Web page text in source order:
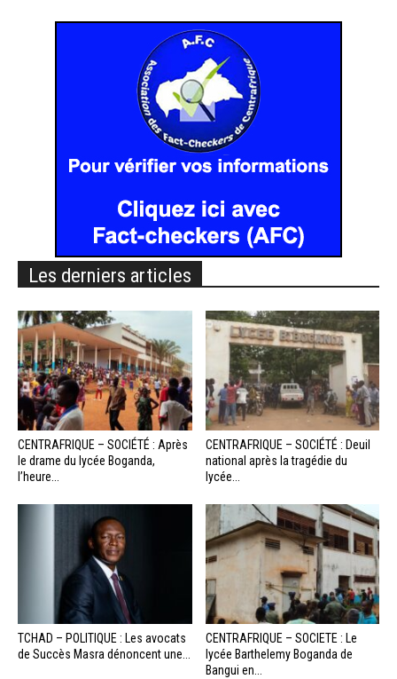
Les derniers articles
CENTRAFRIQUE – SOCIÉTÉ : Après
le drame du lycée Boganda,
l’heure...
CENTRAFRIQUE – SOCIÉTÉ : Deuil
national après la tragédie du
lycée...
TCHAD – POLITIQUE : Les avocats
de Succès Masra dénoncent une...
CENTRAFRIQUE – SOCIETE : Le
lycée Barthelemy Boganda de
Bangui en...